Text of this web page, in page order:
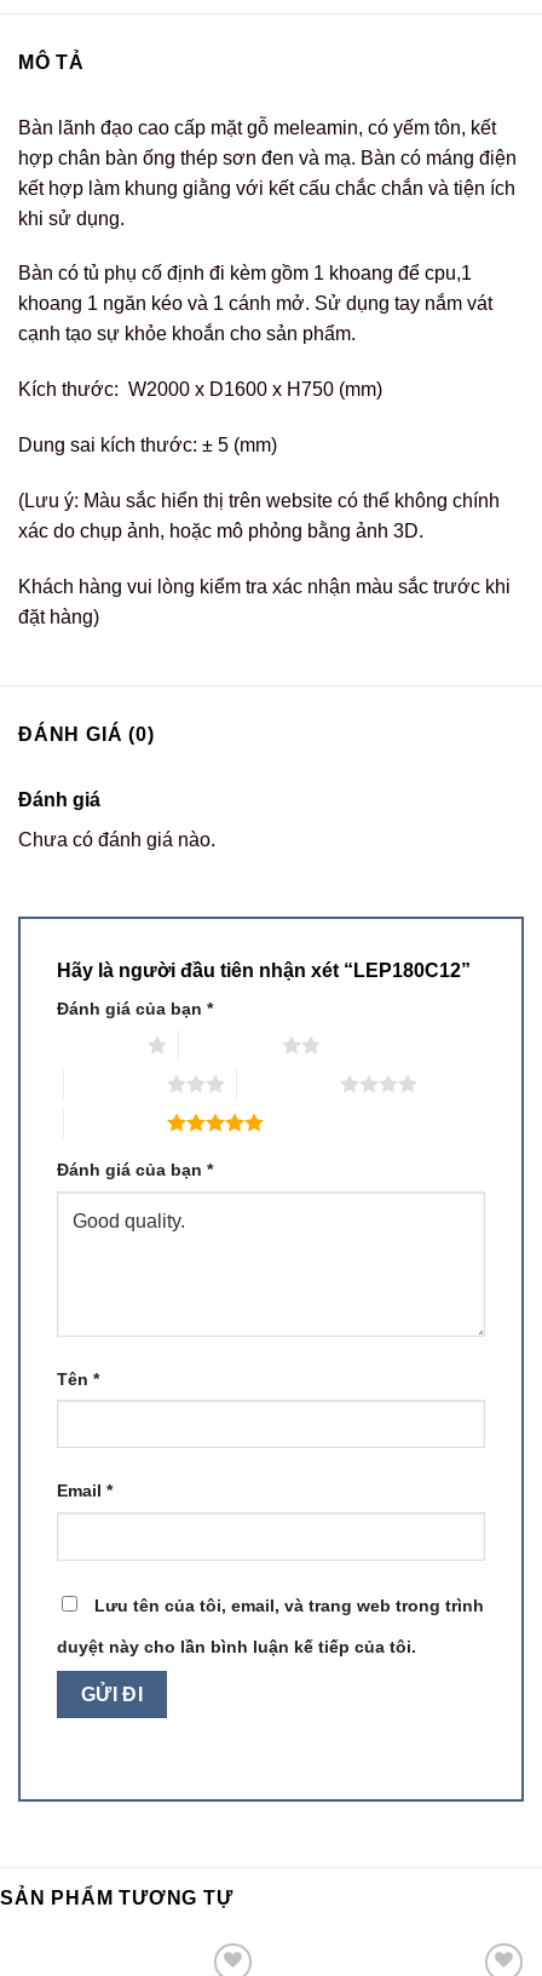
MÔ TẢ
Bàn lãnh đạo cao cấp mặt gỗ meleamin, có yếm tôn, kết
hợp chân bàn ống thép sơn đen và mạ. Bàn có máng điện
kết hợp làm khung giằng với kết cấu chắc chắn và tiện ích
khi sử dụng.
Bàn có tủ phụ cố định đi kèm gồm 1 khoang để cpu,1
khoang 1 ngăn kéo và 1 cánh mở. Sử dụng tay nắm vát
cạnh tạo sự khỏe khoắn cho sản phẩm.
Kích thước: W2000 x D1600 x H750 (mm)
Dung sai kích thước: ± 5 (mm)
(Lưu ý: Màu sắc hiển thị trên website có thể không chính
xác do chụp ảnh, hoặc mô phỏng bằng ảnh 3D.
Khách hàng vui lòng kiểm tra xác nhận màu sắc trước khi
đặt hàng)
ĐÁNH GIÁ (0)
Đánh giá
Chưa có đánh giá nào.
Hãy là người đầu tiên nhận xét “LEP180C12”
Đánh giá của bạn *
Đánh giá của bạn *
Tên *
Email *
Lưu tên của tôi, email, và trang web trong trình
duyệt này cho lần bình luận kế tiếp của tôi.
SẢN PHẨM TƯƠNG TỰ